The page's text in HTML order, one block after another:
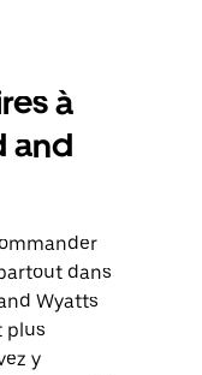
à
and
dans
Wyatts
plus
y